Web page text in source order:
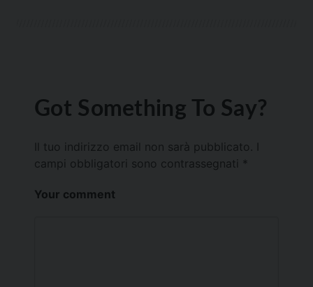
Got Something To Say?
Il tuo indirizzo email non sarà pubblicato.
campi obbligatori sono contrassegnati *
Your comment